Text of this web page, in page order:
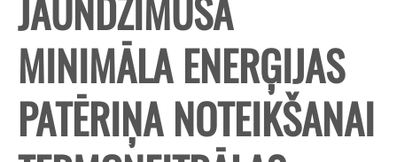
MINIMĀLA ENERĢIJAS
PATĒRIŅA NOTEIKŠANAI